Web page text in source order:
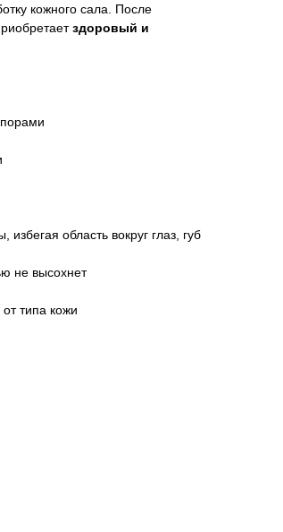
кожного сала. После
здоровый и
область вокруг глаз, губ
не высохнет
типа кожи